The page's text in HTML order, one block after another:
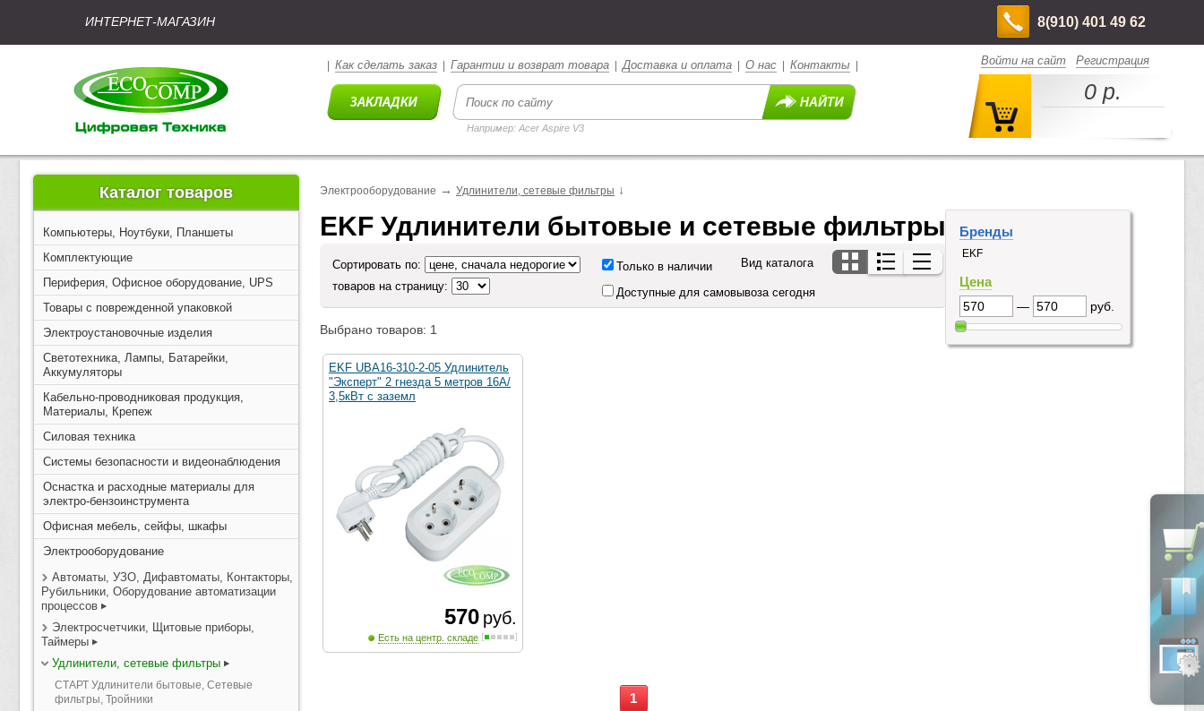
ИНТЕРНЕТ-МАГАЗИН 8(910) 401 49 62
Как сделать заказ Гарантии и возврат товара |Доставка и оплата О нас Контакты
Например: Acer Aspire V3
Войти на сайт Регистрация
0 р.
Каталог товаров
Компьютеры, Ноутбуки, Планшеты
Комплектующие
Периферия, Офисное оборудование, UPS
Товары с поврежденной упаковкой
Электроустановочные изделия
Светотехника, Лампы, Батарейки,
Аккумуляторы
Кабельно-проводниковая продукция,
Материалы, Крепеж
Силовая техника
Системы безопасности и видеонаблюдения
Оснастка и расходные материалы для
электро-бензоинструмента
Офисная мебель, сейфы, шкафы
Электрооборудование
Автоматы, УЗО, Дифавтоматы, Контакторы,
Рубильники, Оборудование автоматизации
процессов
Электросчетчики, Щитовые приборы,
Таймеры
Удлинители, сетевые фильтры
СТАРТ Удлинители бытовые, Сетевые
фильтры, Тройники
Электрооборудование → Удлинители, сетевые фильтры ↓
EKF Удлинители бытовые и сетевые фильтры
Сортировать по:
товаров на страницу:
Только в наличии
Доступные для самовывоза сегодня
Вид каталога
Выбрано товаров: 1
EKF UBA16-310-2-05 Удлинитель
"Эксперт" 2 гнезда 5 метров 16А/
3,5кВт с заземл
570 руб.
Есть на центр. складе
1
Бренды
EKF
Цена
— руб.